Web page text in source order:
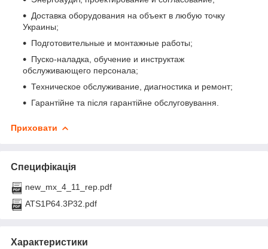
Доставка оборудования на объект в любую точку
Украины;
Подготовительные и монтажные работы;
Пуско-наладка, обучение и инструктаж
обслуживающего персонала;
Техническое обслуживание, диагностика и ремонт;
Гарантійне та після гарантійне обслуговування.
Приховати
Специфікація
new_mx_4_11_rep.pdf
ATS1P64.3P32.pdf
Характеристики